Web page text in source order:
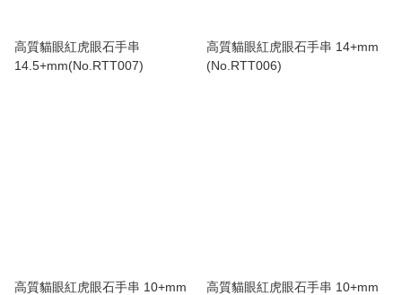
高質貓眼紅虎眼石手串
14.5+mm(No.RTT007)
高質貓眼紅虎眼石手串 14+mm
(No.RTT006)
高質貓眼紅虎眼石手串 10+mm
高質貓眼紅虎眼石手串 10+mm